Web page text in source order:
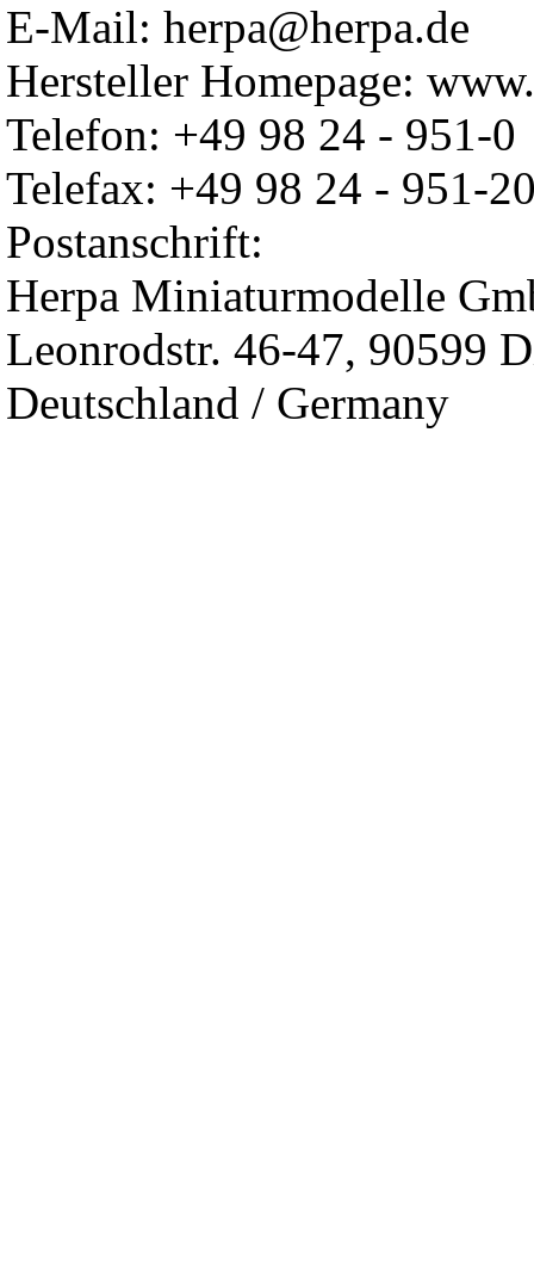
E-Mail: herpa@herpa.de
Hersteller Homepage:
Telefon: +49 98 24 - 951-0
Telefax: +49 98 24 - 951-
Postanschrift:
Herpa Miniaturmodelle
Leonrodstr. 46-47, 90599
Deutschland / Germany